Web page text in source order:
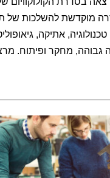
מוקדשת להשלכות של
אתיקה,
מחקר ופיתוח.